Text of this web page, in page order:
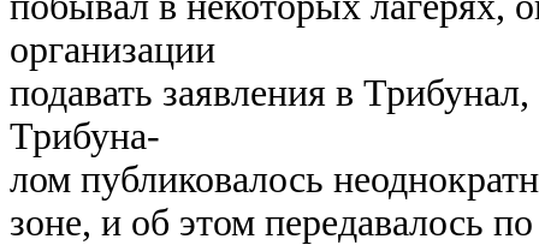
организации
подавать заявления в
Трибуна-
лом публиковалось
зоне, и об этом передавалось